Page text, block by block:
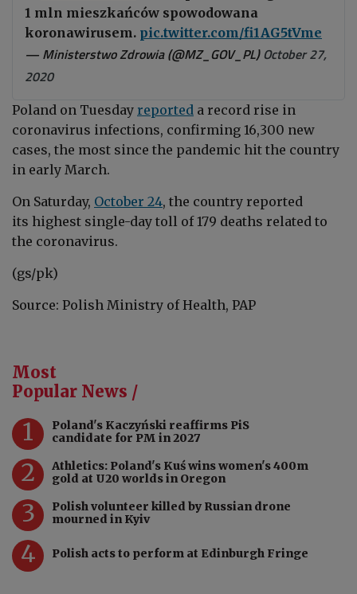
1 mln mieszkańców spowodowana
koronawirusem. pic.twitter.com/fi1AG5tVme
— Ministerstwo Zdrowia (@MZ_GOV_PL) October 27,
2020
Poland on Tuesday reported a record rise in
coronavirus infections, confirming 16,300 new
cases, the most since the pandemic hit the country
in early March.
On Saturday, October 24, the country reported
its highest single-day toll of 179 deaths related to
the coronavirus.
(gs/pk)
Source: Polish Ministry of Health, PAP
Most
Popular News /
1
Poland's Kaczyński reaffirms PiS
candidate for PM in 2027
2
Athletics: Poland's Kuś wins women's 400m
gold at U20 worlds in Oregon
3
Polish volunteer killed by Russian drone
mourned in Kyiv
4 Polish acts to perform at Edinburgh Fringe